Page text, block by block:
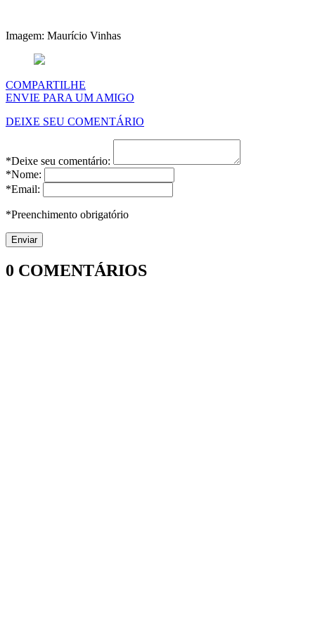
Imagem: Maurício Vinhas
COMPARTILHE
ENVIE PARA UM AMIGO
DEIXE SEU COMENTÁRIO
*Deixe seu comentário:
*Nome:
*Email:
*Preenchimento obrigatório
0 COMENTÁRIOS